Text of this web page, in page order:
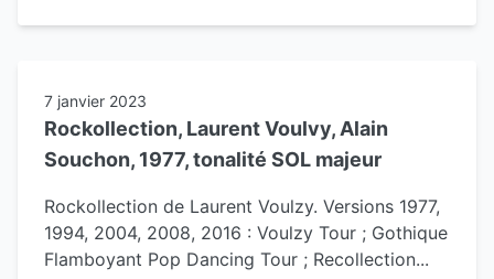
7 janvier 2023
Rockollection, Laurent Voulvy, Alain
Souchon, 1977, tonalité SOL majeur
Rockollection de Laurent Voulzy. Versions 1977,
1994, 2004, 2008, 2016 : Voulzy Tour ; Gothique
Flamboyant Pop Dancing Tour ; Recollection...